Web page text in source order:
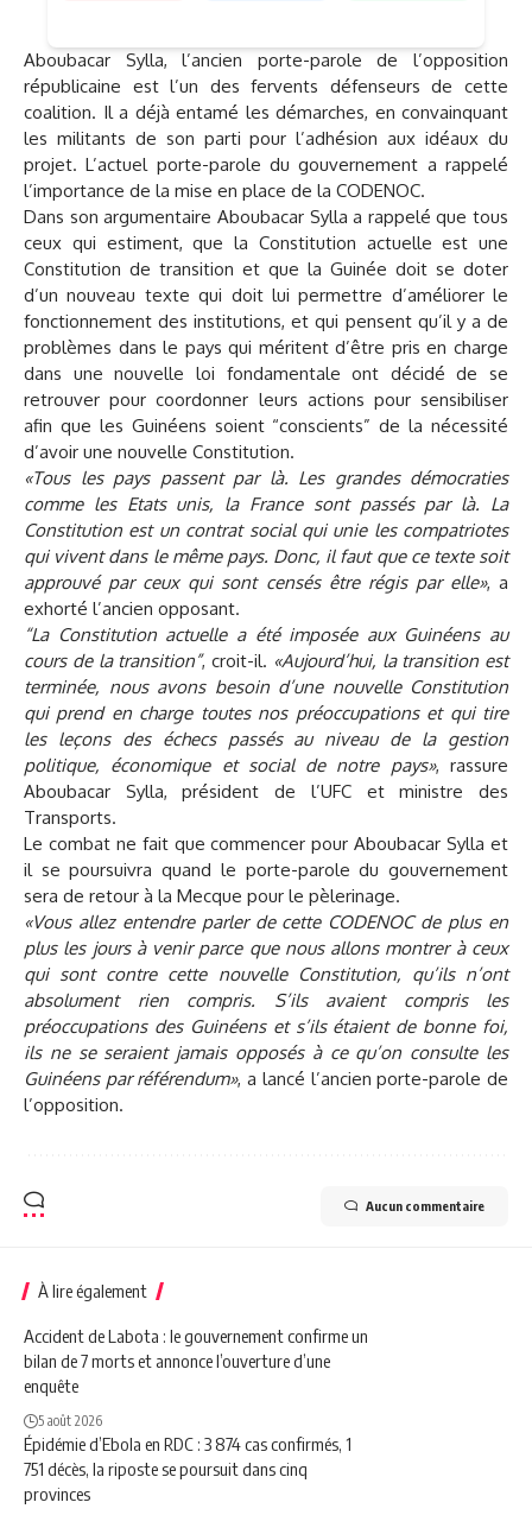
Aboubacar Sylla, l’ancien porte-parole de l’opposition
républicaine est l’un des fervents défenseurs de cette
coalition. Il a déjà entamé les démarches, en convainquant
les militants de son parti pour l’adhésion aux idéaux du
projet. L’actuel porte-parole du gouvernement a rappelé
l’importance de la mise en place de la CODENOC.
Dans son argumentaire Aboubacar Sylla a rappelé que tous
ceux qui estiment, que la Constitution actuelle est une
Constitution de transition et que la Guinée doit se doter
d’un nouveau texte qui doit lui permettre d’améliorer le
fonctionnement des institutions, et qui pensent qu’il y a de
problèmes dans le pays qui méritent d’être pris en charge
dans une nouvelle loi fondamentale ont décidé de se
retrouver pour coordonner leurs actions pour sensibiliser
afin que les Guinéens soient “conscients” de la nécessité
d’avoir une nouvelle Constitution.
«Tous les pays passent par là. Les grandes démocraties
comme les Etats unis, la France sont passés par là. La
Constitution est un contrat social qui unie les compatriotes
qui vivent dans le même pays. Donc, il faut que ce texte soit
approuvé par ceux qui sont censés être régis par elle», a
exhorté l’ancien opposant.
“La Constitution actuelle a été imposée aux Guinéens au
cours de la transition”, croit-il. «Aujourd’hui, la transition est
terminée, nous avons besoin d’une nouvelle Constitution
qui prend en charge toutes nos préoccupations et qui tire
les leçons des échecs passés au niveau de la gestion
politique, économique et social de notre pays», rassure
Aboubacar Sylla, président de l’UFC et ministre des
Transports.
Le combat ne fait que commencer pour Aboubacar Sylla et
il se poursuivra quand le porte-parole du gouvernement
sera de retour à la Mecque pour le pèlerinage.
«Vous allez entendre parler de cette CODENOC de plus en
plus les jours à venir parce que nous allons montrer à ceux
qui sont contre cette nouvelle Constitution, qu’ils n’ont
absolument rien compris. S’ils avaient compris les
préoccupations des Guinéens et s’ils étaient de bonne foi,
ils ne se seraient jamais opposés à ce qu’on consulte les
Guinéens par référendum», a lancé l’ancien porte-parole de
l’opposition.
Aucun commentaire
À lire également
Accident de Labota : le gouvernement confirme un
bilan de 7 morts et annonce l’ouverture d’une
enquête
5 août 2026
Épidémie d’Ebola en RDC : 3 874 cas confirmés, 1
751 décès, la riposte se poursuit dans cinq
provinces